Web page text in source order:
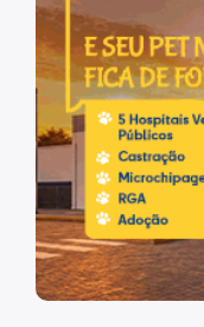
Diretrizes
Organização
Legislação
Orientações
Infraestrutura
Agendamento